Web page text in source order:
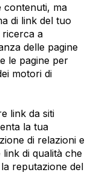
contenuti, ma
di link del tuo
ricerca a
delle pagine
le pagine per
motori di
link da siti
la tua
di relazioni e
di qualità che
reputazione del